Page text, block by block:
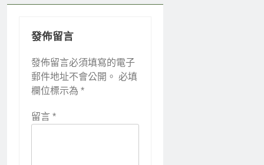
發佈留言
發佈留言必須填寫的電子
郵件地址不會公開。 必填
欄位標示為 *
留言 *